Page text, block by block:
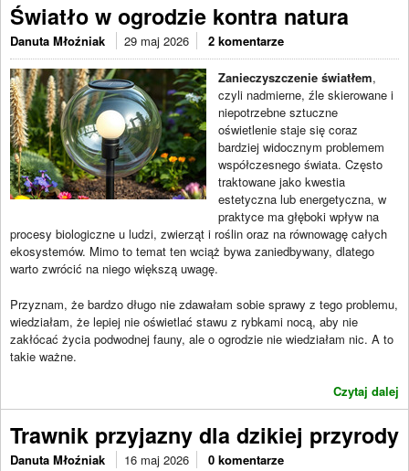
Światło w ogrodzie kontra natura
Danuta Młoźniak 29 maj 2026 2 komentarze
Zanieczyszczenie światłem,
czyli nadmierne, źle skierowane i
niepotrzebne sztuczne
oświetlenie staje się coraz
bardziej widocznym problemem
współczesnego świata. Często
traktowane jako kwestia
estetyczna lub energetyczna, w
praktyce ma głęboki wpływ na
procesy biologiczne u ludzi, zwierząt i roślin oraz na równowagę całych
ekosystemów. Mimo to temat ten wciąż bywa zaniedbywany, dlatego
warto zwrócić na niego większą uwagę.
Przyznam, że bardzo długo nie zdawałam sobie sprawy z tego problemu,
wiedziałam, że lepiej nie oświetlać stawu z rybkami nocą, aby nie
zakłócać życia podwodnej fauny, ale o ogrodzie nie wiedziałam nic. A to
takie ważne.
Czytaj dalej
Trawnik przyjazny dla dzikiej przyrody
Danuta Młoźniak 16 maj 2026 0 komentarze